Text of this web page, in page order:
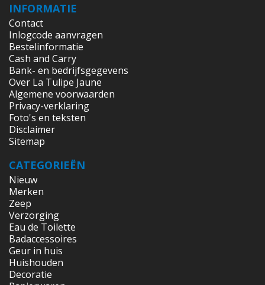
INFORMATIE
Contact
Inlogcode aanvragen
Bestelinformatie
Cash and Carry
Bank- en bedrijfsgegevens
Over La Tulipe Jaune
Algemene voorwaarden
Privacy-verklaring
Foto's en teksten
Disclaimer
Sitemap
CATEGORIEËN
Nieuw
Merken
Zeep
Verzorging
Eau de Toilette
Badaccessoires
Geur in huis
Huishouden
Decoratie